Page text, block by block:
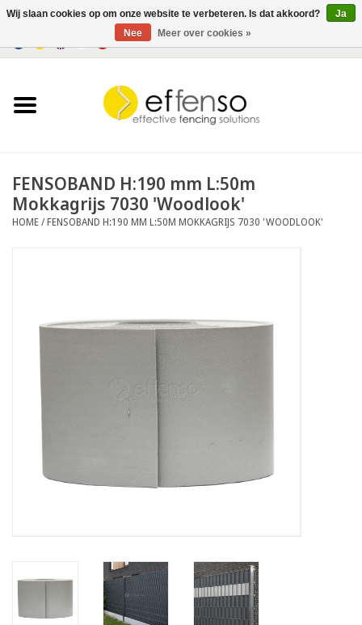
Verlichting
FENSOBAND H:190 mm L:50m
Mokkagrijs 7030 'Woodlook'
HOME /FENSOBAND H:190 MM L:50M MOKKAGRIJS 7030 'WOODLOOK'
Wij slaan cookies op om onze website te verbeteren. Is dat akkoord?
Ja
Nee
Meer over cookies »